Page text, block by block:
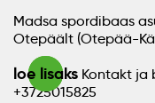
Madsa spordibaas
Otepäält (Otepää-
loe lisaks Kontakt ja
+3725015825